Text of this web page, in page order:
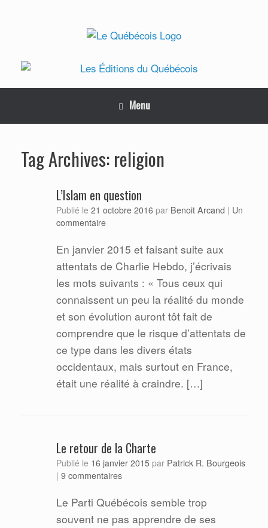
Menu
Tag Archives: religion
L’Islam en question
Publié le 21 octobre 2016 par Benoit Arcand | Un
commentaire
En janvier 2015 et faisant suite aux
attentats de Charlie Hebdo, j’écrivais
les mots suivants : « Tous ceux qui
connaissent un peu la réalité du monde
et son évolution auront tôt fait de
comprendre que le risque d’attentats de
ce type dans les divers états
occidentaux, mais surtout en France,
était une réalité à craindre. […]
Le retour de la Charte
Publié le 16 janvier 2015 par Patrick R. Bourgeois
| 9 commentaires
Le Parti Québécois semble trop
souvent ne pas apprendre de ses